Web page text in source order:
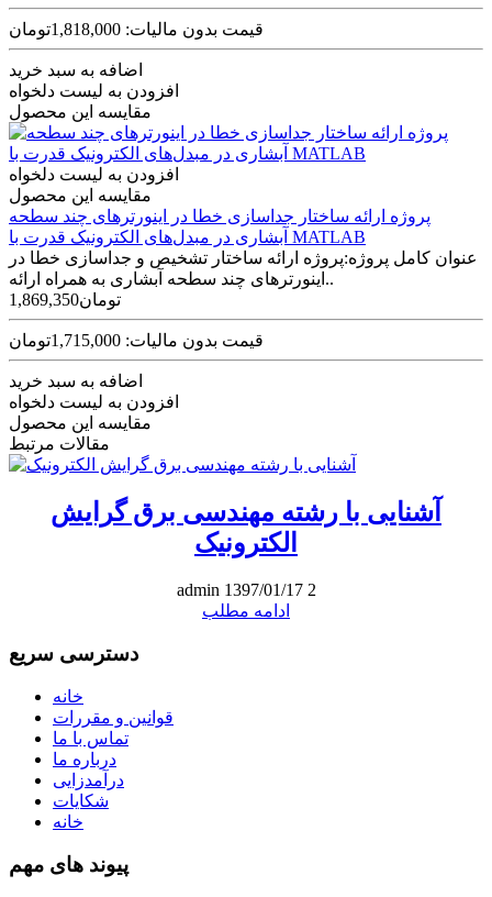
قیمت بدون مالیات: 1,818,000تومان
اضافه به سبد خرید
افزودن به لیست دلخواه
مقایسه این محصول
افزودن به لیست دلخواه
مقایسه این محصول
پروژه ارائه ساختار جداسازی خطا در اینورترهای چند سطحه
آبشاری در مبدل‌های الکترونیک قدرت با MATLAB
عنوان کامل پروژه:پروژه ارائه ساختار تشخیص و جداسازی خطا در
اینورترهای چند سطحه آبشاری به همراه ارائه..
1,869,350تومان
قیمت بدون مالیات: 1,715,000تومان
اضافه به سبد خرید
افزودن به لیست دلخواه
مقایسه این محصول
مقالات مرتبط
آشنایی با رشته مهندسی برق گرایش
الکترونیک
admin 1397/01/17 2
ادامه مطلب
دسترسی سریع
خانه
قوانین و مقررات
تماس با ما
درباره ما
درآمدزایی
شکایات
خانه
پیوند های مهم